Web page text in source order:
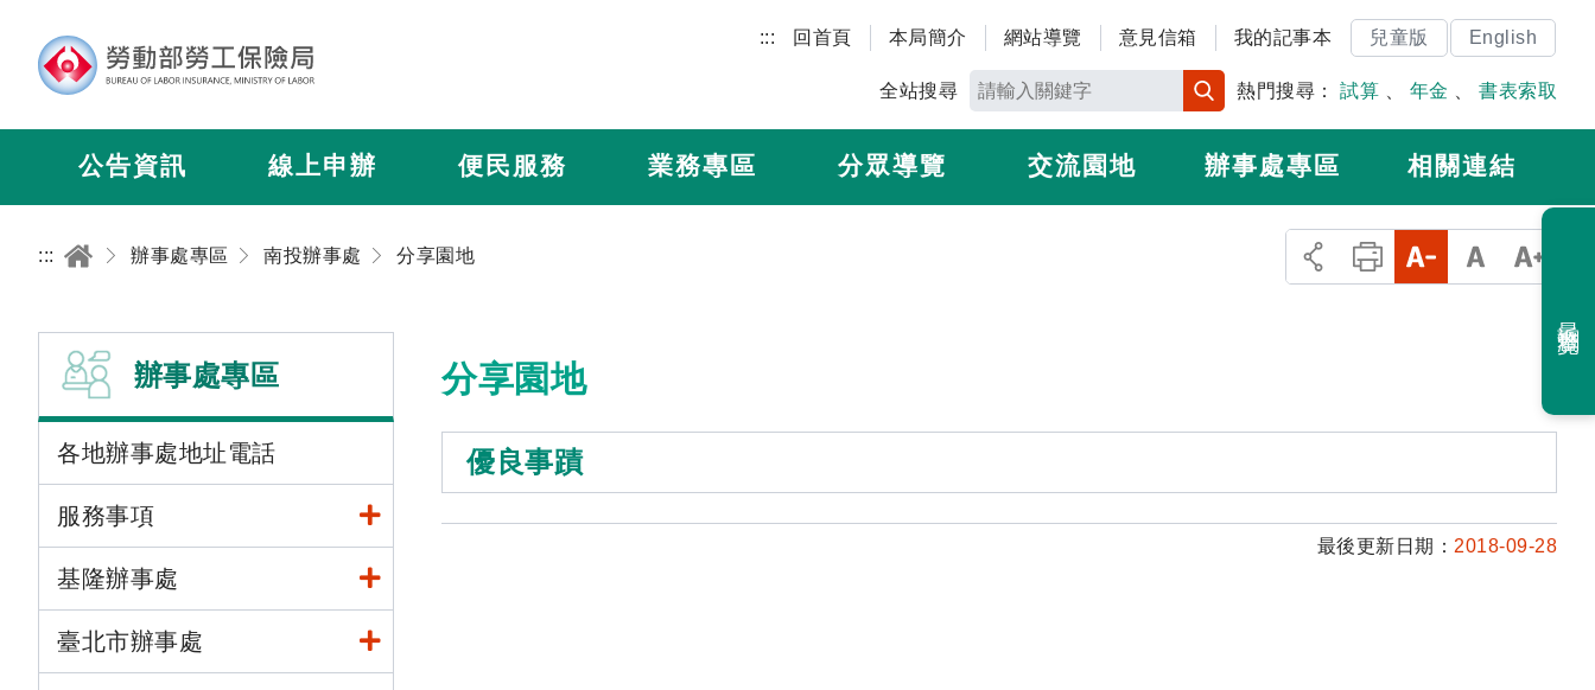
::: 回首頁 本局簡介 網站導覽 意見信箱 我的記事本 兒童版 English
全站搜尋 熱門搜尋： 試算 年金 書表索取
公告資訊 線上申辦 便民服務 業務專區 分眾導覽 交流園地 辦事處專區 相關連結
::: 辦事處專區 南投辦事處 分享園地
辦事處專區
各地辦事處地址電話
服務事項
基隆辦事處
臺北市辦事處
分享園地
優良事蹟
最後更新日期： 2018-09-28